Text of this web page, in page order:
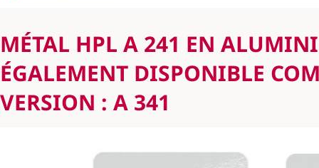
MÉTAL HPL A 241 EN
ÉGALEMENT DISPONIBLE
VERSION : A 341